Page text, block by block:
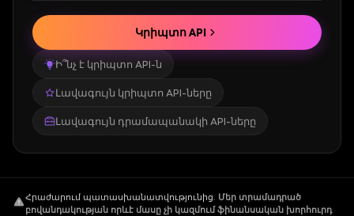
Ի՞նչ է կրիպտո API-ն
Լավագույն կրիպտո API-ները
Լավագույն դրամապանակի API-ները
Կրիպտո API
Հրաժարում պատասխանատվությունից. Մեր տրամադրած
բովանդակության որևէ մասը չի կազմում ֆինանսական խորհուրդ